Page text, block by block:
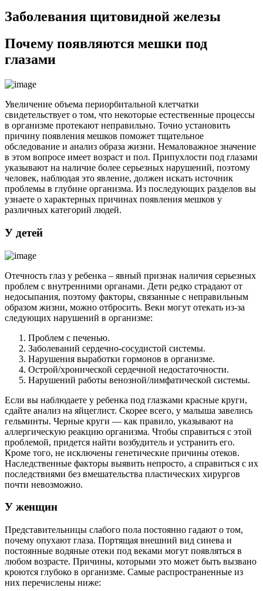
Заболевания щитовидной железы
Почему появляются мешки под
глазами
Увеличение объема периорбитальной клетчатки
свидетельствует о том, что некоторые естественные процессы
в организме протекают неправильно. Точно установить
причину появления мешков поможет тщательное
обследование и анализ образа жизни. Немаловажное значение
в этом вопросе имеет возраст и пол. Припухлости под глазами
указывают на наличие более серьезных нарушений, поэтому
человек, наблюдая это явление, должен искать источник
проблемы в глубине организма. Из последующих разделов вы
узнаете о характерных причинах появления мешков у
различных категорий людей.
У детей
Отечность глаз у ребенка – явный признак наличия серьезных
проблем с внутренними органами. Дети редко страдают от
недосыпания, поэтому факторы, связанные с неправильным
образом жизни, можно отбросить. Веки могут отекать из-за
следующих нарушений в организме:
Проблем с печенью.
Заболеваний сердечно-сосудистой системы.
Нарушения выработки гормонов в организме.
Острой/хронической сердечной недостаточности.
Нарушений работы венозной/лимфатической системы.
Если вы наблюдаете у ребенка под глазками красные круги,
сдайте анализ на яйцеглист. Скорее всего, у малыша завелись
гельминты. Черные круги — как правило, указывают на
аллергическую реакцию организма. Чтобы справиться с этой
проблемой, придется найти возбудитель и устранить его.
Кроме того, не исключены генетические причины отеков.
Наследственные факторы выявить непросто, а справиться с их
последствиями без вмешательства пластических хирургов
почти невозможно.
У женщин
Представительницы слабого пола постоянно гадают о том,
почему опухают глаза. Портящая внешний вид синева и
постоянные водяные отеки под веками могут появляться в
любом возрасте. Причины, которыми это может быть вызвано
кроются глубоко в организме. Самые распространенные из
них перечислены ниже: